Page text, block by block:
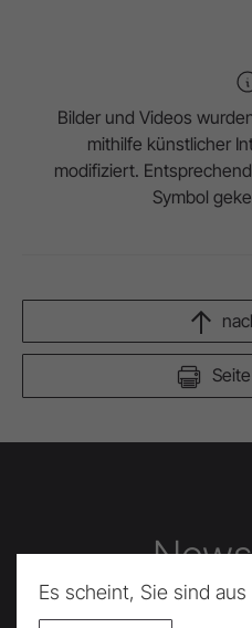
Bilder und Videos
mithilfe künstlicher
modifiziert.
Symbol
Es scheint, Sie sind aus